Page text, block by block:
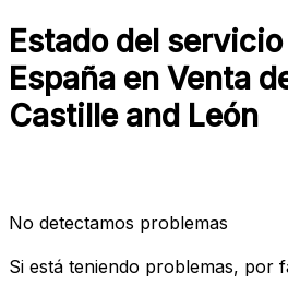
Estado del
España en Venta
Castille and León
No detectamos problemas
Si está teniendo problemas, por